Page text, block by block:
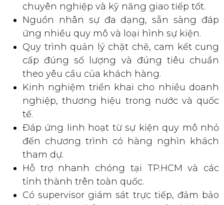
chuyên nghiệp và kỹ năng giao tiếp tốt.
Nguồn nhân sự đa dạng, sẵn sàng đáp
ứng nhiều quy mô và loại hình sự kiện.
Quy trình quản lý chặt chẽ, cam kết cung
cấp đúng số lượng và đúng tiêu chuẩn
theo yêu cầu của khách hàng.
Kinh nghiệm triển khai cho nhiều doanh
nghiệp, thương hiệu trong nước và quốc
tế.
Đáp ứng linh hoạt từ sự kiện quy mô nhỏ
đến chương trình có hàng nghìn khách
tham dự.
Hỗ trợ nhanh chóng tại TP.HCM và các
tỉnh thành trên toàn quốc.
Có supervisor giám sát trực tiếp, đảm bảo